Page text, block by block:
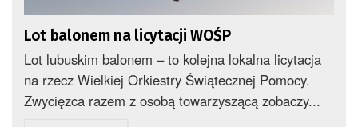
Lot balonem na licytacji WOŚP
Lot lubuskim balonem – to kolejna lokalna licytacja
na rzecz Wielkiej Orkiestry Świątecznej Pomocy.
Zwycięzca razem z osobą towarzyszącą zobaczy...